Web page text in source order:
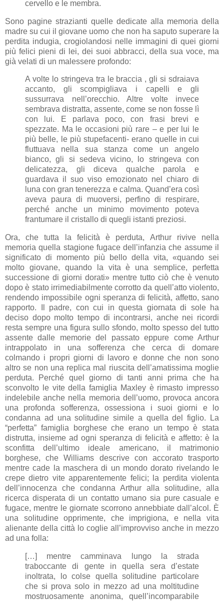
cervello e le membra.
Sono pagine strazianti quelle dedicate alla memoria della
madre su cui il giovane uomo che non ha saputo superare la
perdita indugia, crogiolandosi nelle immagini di quei giorni
più felici pieni di lei, dei suoi abbracci, della sua voce, ma
già velati di un malessere profondo:
A volte lo stringeva tra le braccia , gli si sdraiava
accanto, gli scompigliava i capelli e gli
sussurrava nell’orecchio. Altre volte invece
sembrava distratta, assente, come se non fosse lì
con lui. E parlava poco, con frasi brevi e
spezzate. Ma le occasioni più rare – e per lui le
più belle, le più stupefacenti- erano quelle in cui
fluttuava nella sua stanza come un angelo
bianco, gli si sedeva vicino, lo stringeva con
delicatezza, gli diceva qualche parola e
guardava il suo viso emozionato nel chiaro di
luna con gran tenerezza e calma. Quand’era così
aveva paura di muoversi, perfino di respirare,
perché anche un minimo movimento poteva
frantumare il cristallo di quegli istanti preziosi.
Ora, che tutta la felicità è perduta, Arthur rivive nella
memoria quella stagione fugace dell’infanzia che assume il
significato di momento più bello della vita, «quando sei
molto giovane, quando la vita è una semplice, perfetta
successione di giorni dorati» mentre tutto ciò che è venuto
dopo è stato irrimediabilmente corrotto da quell’atto violento,
rendendo impossibile ogni speranza di felicità, affetto, sano
rapporto. Il padre, con cui in questa giornata di sole ha
deciso dopo molto tempo di incontrarsi, anche nei ricordi
resta sempre una figura sullo sfondo, molto spesso del tutto
assente dalle memorie del passato eppure come Arthur
intrappolato in una sofferenza che cerca di domare
colmando i propri giorni di lavoro e donne che non sono
altro se non una replica mal riuscita dell’amatissima moglie
perduta. Perché quel giorno di tanti anni prima che ha
sconvolto le vite della famiglia Maxley è rimasto impresso
indelebile anche nella memoria dell’uomo, provoca ancora
una profonda sofferenza, ossessiona i suoi giorni e lo
condanna ad una solitudine simile a quella del figlio. La
“perfetta” famiglia borghese che erano un tempo è stata
distrutta, insieme ad ogni speranza di felicità e affetto: è la
sconfitta dell’ultimo ideale americano, il matrimonio
borghese, che Williams descrive con accorato trasporto
mentre cade la maschera di un mondo dorato rivelando le
crepe dietro vite apparentemente felici; la perdita violenta
dell’innocenza che condanna Arthur alla solitudine, alla
ricerca disperata di un contatto umano sia pure casuale e
fugace, mentre le giornate scorrono annebbiate dall’alcol. È
una solitudine opprimente, che imprigiona, e nella vita
alienante della città lo coglie all’improvviso anche in mezzo
ad una folla:
[…] mentre camminava lungo la strada
traboccante di gente in quella sera d’estate
inoltrata, lo colse quella solitudine particolare
che si prova solo in mezzo ad una moltitudine
mostruosamente anonima, quell’incomparabile